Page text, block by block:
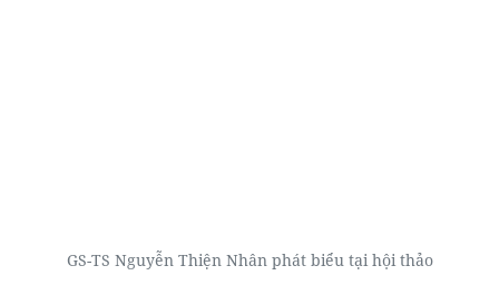
GS-TS Nguyễn Thiện Nhân phát biểu tại hội thảo